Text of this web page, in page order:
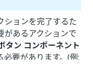
ションを完了するた
があるアクションで
タン コンポーネント
必要があります。(例: